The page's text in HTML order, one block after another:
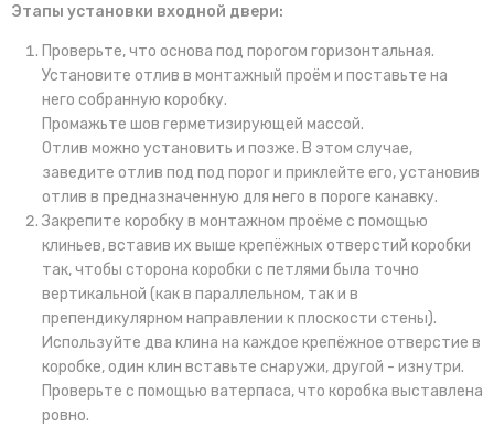
Этапы установки входной двери:
Проверьте, что основа под порогом горизонтальная.
Установите отлив в монтажный проём и поставьте на
него собранную коробку.
Промажьте шов герметизирующей массой.
Отлив можно установить и позже. В этом случае,
заведите отлив под под порог и приклейте его, установив
отлив в предназначенную для него в пороге канавку.
Закрепите коробку в монтажном проёме с помощью
клиньев, вставив их выше крепёжных отверстий коробки
так, чтобы сторона коробки с петлями была точно
вертикальной (как в параллельном, так и в
препендикулярном направлении к плоскости стены).
Используйте два клина на каждое крепёжное отверстие в
коробке, один клин вставьте снаружи, другой - изнутри.
Проверьте с помощью ватерпаса, что коробка выставлена
ровно.